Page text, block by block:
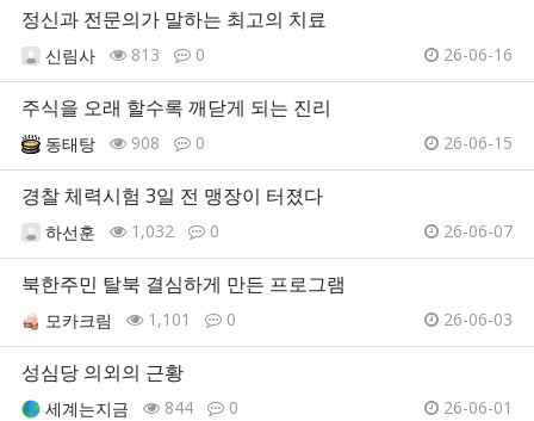
정신과 전문의가 말하는 최고의 치료
신림사 813 0 26-06-16
주식을 오래 할수록 깨닫게 되는 진리
동태탕 908 0 26-06-15
경찰 체력시험 3일 전 맹장이 터졌다
하선훈 1,032 0 26-06-07
북한주민 탈북 결심하게 만든 프로그램
모카크림 1,101 0 26-06-03
성심당 의외의 근황
세계는지금 844 0 26-06-01